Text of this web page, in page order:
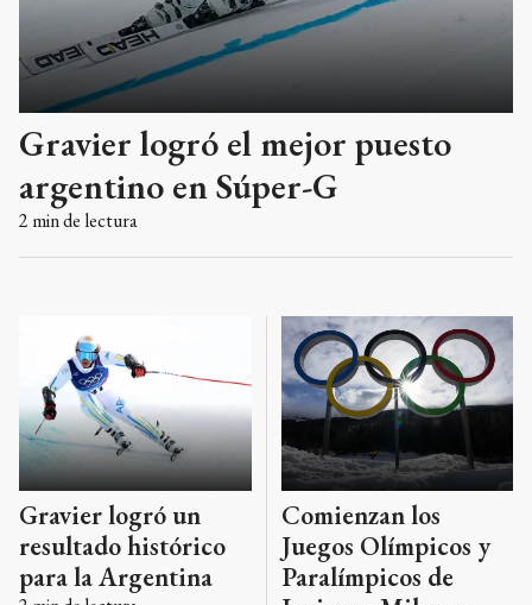
Gravier logró el mejor puesto
argentino en Súper-G
2 min de lectura
Gravier logró un
resultado histórico
para la Argentina
Comienzan los
Juegos Olímpicos y
Paralímpicos de